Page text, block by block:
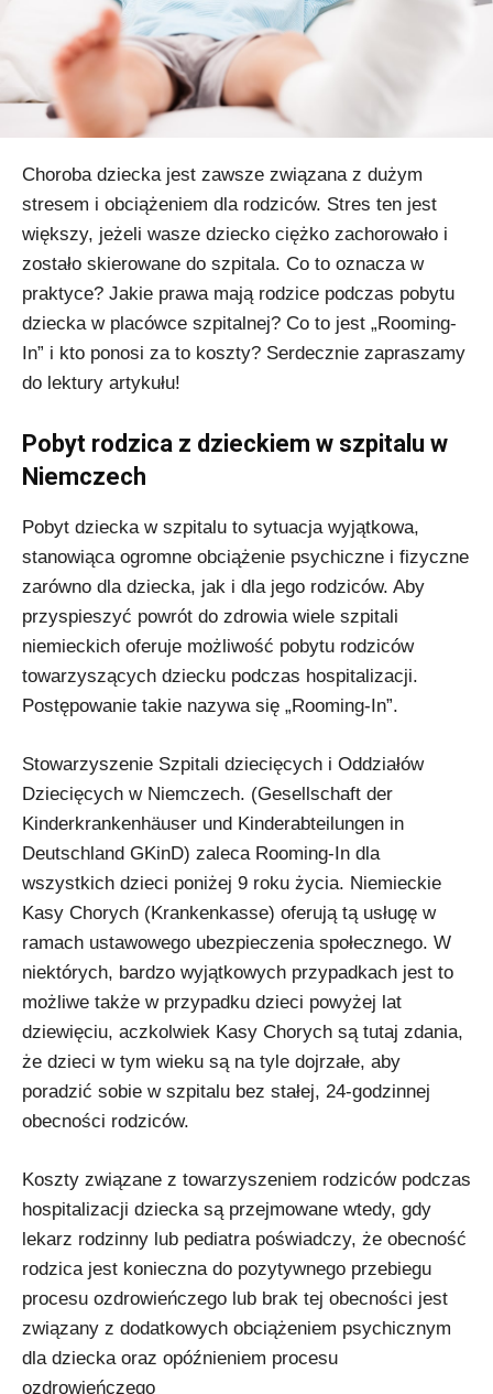
Choroba dziecka jest zawsze związana z dużym
stresem i obciążeniem dla rodziców. Stres ten jest
większy, jeżeli wasze dziecko ciężko zachorowało i
zostało skierowane do szpitala. Co to oznacza w
praktyce? Jakie prawa mają rodzice podczas pobytu
dziecka w placówce szpitalnej? Co to jest „Rooming-
In” i kto ponosi za to koszty? Serdecznie zapraszamy
do lektury artykułu!
Pobyt rodzica z dzieckiem w szpitalu w
Niemczech
Pobyt dziecka w szpitalu to sytuacja wyjątkowa,
stanowiąca ogromne obciążenie psychiczne i fizyczne
zarówno dla dziecka, jak i dla jego rodziców. Aby
przyspieszyć powrót do zdrowia wiele szpitali
niemieckich oferuje możliwość pobytu rodziców
towarzyszących dziecku podczas hospitalizacji.
Postępowanie takie nazywa się „Rooming-In”.
Stowarzyszenie Szpitali dziecięcych i Oddziałów
Dziecięcych w Niemczech. (Gesellschaft der
Kinderkrankenhäuser und Kinderabteilungen in
Deutschland GKinD) zaleca Rooming-In dla
wszystkich dzieci poniżej 9 roku życia. Niemieckie
Kasy Chorych (Krankenkasse) oferują tą usługę w
ramach ustawowego ubezpieczenia społecznego. W
niektórych, bardzo wyjątkowych przypadkach jest to
możliwe także w przypadku dzieci powyżej lat
dziewięciu, aczkolwiek Kasy Chorych są tutaj zdania,
że dzieci w tym wieku są na tyle dojrzałe, aby
poradzić sobie w szpitalu bez stałej, 24-godzinnej
obecności rodziców.
Koszty związane z towarzyszeniem rodziców podczas
hospitalizacji dziecka są przejmowane wtedy, gdy
lekarz rodzinny lub pediatra poświadczy, że obecność
rodzica jest konieczna do pozytywnego przebiegu
procesu ozdrowieńczego lub brak tej obecności jest
związany z dodatkowych obciążeniem psychicznym
dla dziecka oraz opóźnieniem procesu
ozdrowieńczego